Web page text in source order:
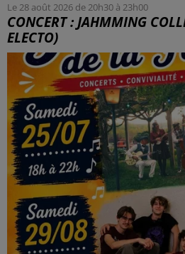
Le 28 août 2026 de 20h30 à 23h00
CONCERT : JAHMMING
ELECTO)